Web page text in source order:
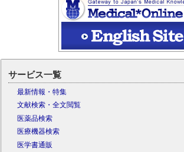
サービス一覧
最新情報・特集
文献検索・全文閲覧
医薬品検索
医療機器検索
医学書通販